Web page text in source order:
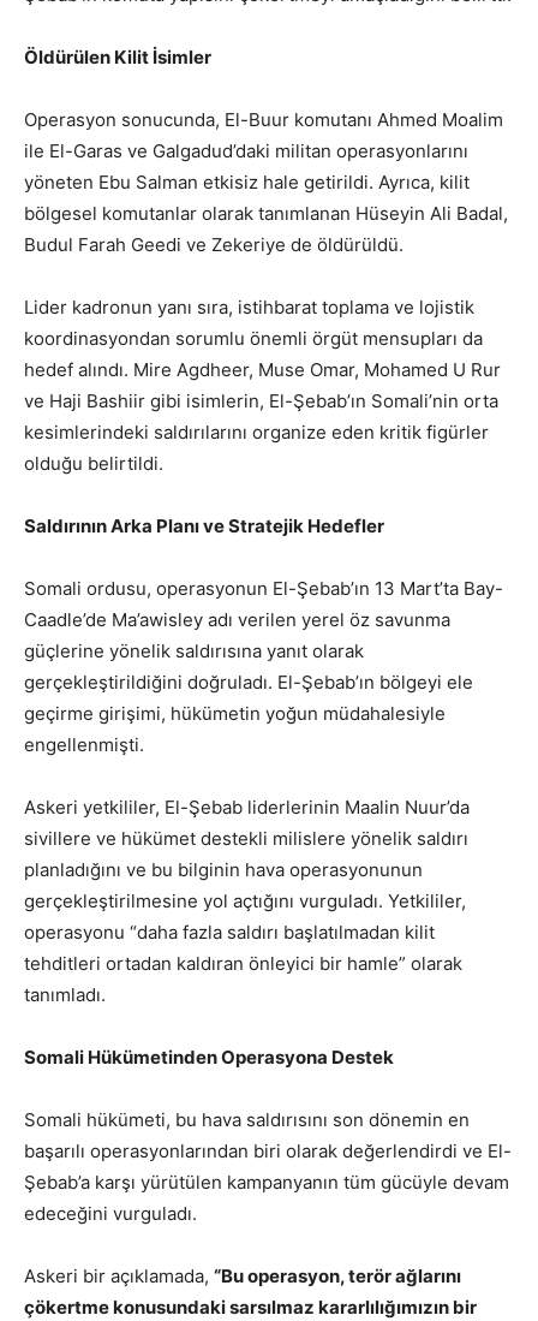
Öldürülen Kilit İsimler
Operasyon sonucunda, El-Buur komutanı Ahmed Moalim
ile El-Garas ve Galgadud’daki militan operasyonlarını
yöneten Ebu Salman etkisiz hale getirildi. Ayrıca, kilit
bölgesel komutanlar olarak tanımlanan Hüseyin Ali Badal,
Budul Farah Geedi ve Zekeriye de öldürüldü.
Lider kadronun yanı sıra, istihbarat toplama ve lojistik
koordinasyondan sorumlu önemli örgüt mensupları da
hedef alındı. Mire Agdheer, Muse Omar, Mohamed U Rur
ve Haji Bashiir gibi isimlerin, El-Şebab’ın Somali’nin orta
kesimlerindeki saldırılarını organize eden kritik figürler
olduğu belirtildi.
Saldırının Arka Planı ve Stratejik Hedefler
Somali ordusu, operasyonun El-Şebab’ın 13 Mart’ta Bay-
Caadle’de Ma’awisley adı verilen yerel öz savunma
güçlerine yönelik saldırısına yanıt olarak
gerçekleştirildiğini doğruladı. El-Şebab’ın bölgeyi ele
geçirme girişimi, hükümetin yoğun müdahalesiyle
engellenmişti.
Askeri yetkililer, El-Şebab liderlerinin Maalin Nuur’da
sivillere ve hükümet destekli milislere yönelik saldırı
planladığını ve bu bilginin hava operasyonunun
gerçekleştirilmesine yol açtığını vurguladı. Yetkililer,
operasyonu “daha fazla saldırı başlatılmadan kilit
tehditleri ortadan kaldıran önleyici bir hamle” olarak
tanımladı.
Somali Hükümetinden Operasyona Destek
Somali hükümeti, bu hava saldırısını son dönemin en
başarılı operasyonlarından biri olarak değerlendirdi ve El-
Şebab’a karşı yürütülen kampanyanın tüm gücüyle devam
edeceğini vurguladı.
Askeri bir açıklamada, “Bu operasyon, terör ağlarını
çökertme konusundaki sarsılmaz kararlılığımızın bir